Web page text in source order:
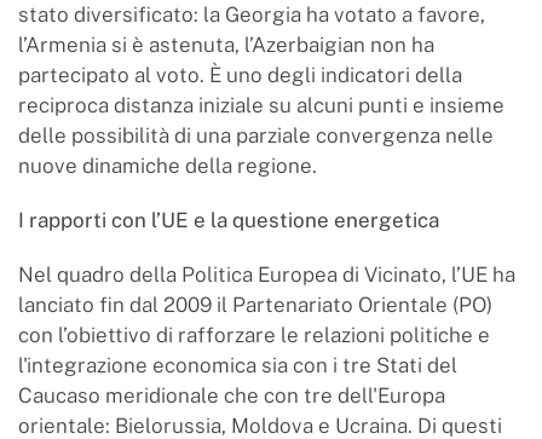
stato diversificato: la Georgia ha votato a favore,
l’Armenia si è astenuta, l’Azerbaigian non ha
partecipato al voto. È uno degli indicatori della
reciproca distanza iniziale su alcuni punti e insieme
delle possibilità di una parziale convergenza nelle
nuove dinamiche della regione.
I rapporti con l’UE e la questione energetica
Nel quadro della Politica Europea di Vicinato, l’UE ha
lanciato fin dal 2009 il Partenariato Orientale (PO)
con l’obiettivo di rafforzare le relazioni politiche e
l'integrazione economica sia con i tre Stati del
Caucaso meridionale che con tre dell'Europa
orientale: Bielorussia, Moldova e Ucraina. Di questi